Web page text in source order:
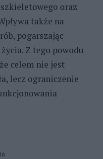
oraz
także na
pogarszając
Z tego powodu
celem nie jest
lecz ograniczenie